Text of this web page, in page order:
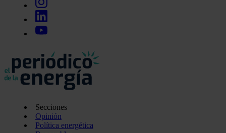
Secciones
Opinión
Política energética